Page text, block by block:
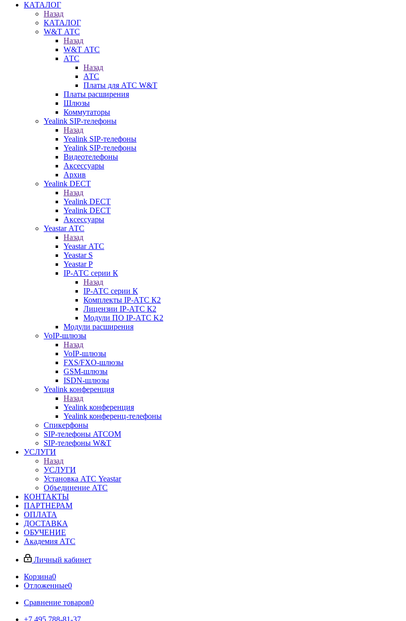
КАТАЛОГ
Назад
КАТАЛОГ
W&T АТС
Назад
W&T АТС
АТС
Назад
АТС
Платы для АТС W&T
Платы расширения
Шлюзы
Коммутаторы
Yealink SIP-телефоны
Назад
Yealink SIP-телефоны
Yealink SIP-телефоны
Видеотелефоны
Аксессуары
Архив
Yealink DECT
Назад
Yealink DECT
Yealink DECT
Аксессуары
Yeastar АТС
Назад
Yeastar АТС
Yeastar S
Yeastar P
IP-АТС серии К
Назад
IP-АТС серии К
Комплекты IP-АТС К2
Лицензии IP-АТС К2
Модули ПО IP-АТС K2
Модули расширения
VoIP-шлюзы
Назад
VoIP-шлюзы
FXS/FXO-шлюзы
GSM-шлюзы
ISDN-шлюзы
Yealink конференция
Назад
Yealink конференция
Yealink конференц-телефоны
Спикерфоны
SIP-телефоны ATCOM
SIP-телефоны W&T
УСЛУГИ
Назад
УСЛУГИ
Установка АТС Yeastar
Объединение АТС
КОНТАКТЫ
ПАРТНЕРАМ
ОПЛАТА
ДОСТАВКА
ОБУЧЕНИЕ
Академия АТС
Личный кабинет
Корзина0
Отложенные0
Сравнение товаров0
+7 495 788-81-37